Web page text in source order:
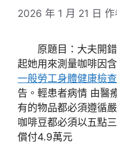
2026 年 1 月 21 日 作
原題目：大夫開錯
起她用來測量咖啡因
一般勞工身體健康檢查
告。輕患者病情 由醫
有的物品都必須遵循
咖啡豆都必須以五點
償付4.9萬元